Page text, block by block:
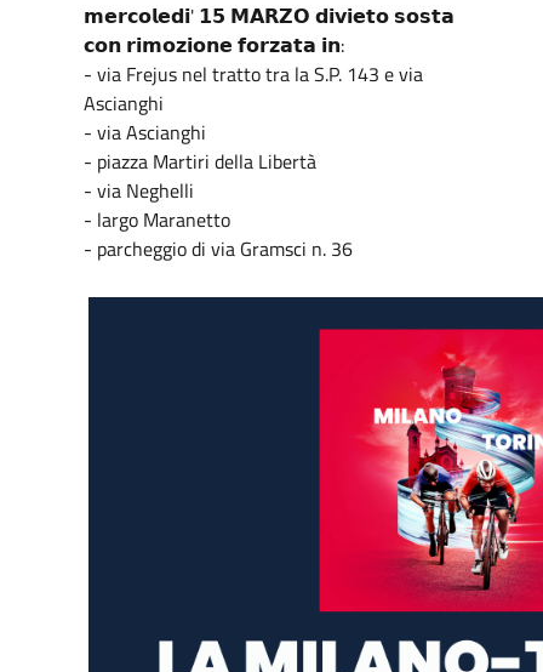
𝗺𝗲𝗿𝗰𝗼𝗹𝗲𝗱𝗶' 𝟭𝟱 𝗠𝗔𝗥𝗭𝗢 𝗱𝗶𝘃𝗶𝗲𝘁𝗼 𝘀𝗼𝘀𝘁𝗮
𝗰𝗼𝗻 𝗿𝗶𝗺𝗼𝘇𝗶𝗼𝗻𝗲 𝗳𝗼𝗿𝘇𝗮𝘁𝗮 𝗶𝗻:
- via Frejus nel tratto tra la S.P. 143 e via
Ascianghi
- via Ascianghi
- piazza Martiri della Libertà
- via Neghelli
- largo Maranetto
- parcheggio di via Gramsci n. 36